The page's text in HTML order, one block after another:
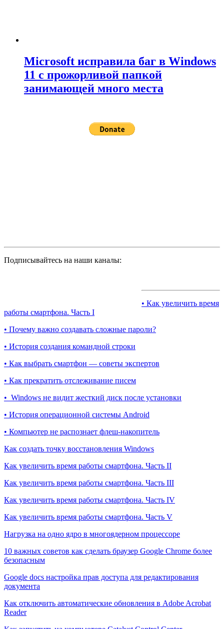
Microsoft исправила баг в Windows
11 с прожорливой папкой
занимающей много места
Подписывайтесь на наши каналы:
• Как увеличить время
работы смартфона. Часть I
• Почему важно создавать сложные пароли?
• История создания командной строки
• Как выбрать смартфон — советы экспертов
• Как прекратить отслеживание писем
• Windows не видит жесткий диск после установки
• История операционной системы Android
• Компьютер не распознает флеш-накопитель
Как создать точку восстановления Windows
Как увеличить время работы смартфона. Часть II
Как увеличить время работы смартфона. Часть III
Как увеличить время работы смартфона. Часть IV
Как увеличить время работы смартфона. Часть V
Нагрузка на одно ядро в многоядерном процессоре
10 важных советов как сделать браузер Google Chrome более
безопасным
Google docs настройка прав доступа для редактирования
документа
Как отключить автоматические обновления в Adobe Acrobat
Reader